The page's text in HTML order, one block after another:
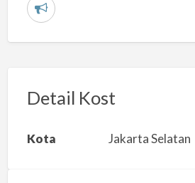
L
r
a
Detail Kost
Kota Jakarta Selatan